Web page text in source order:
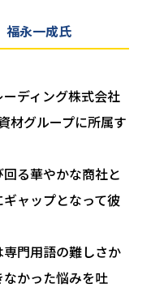
永一成氏
ディング株式会社
材グループに所属す
る華やかな商社と
ャップとなって彼
門用語の難しさか
かった悩みを吐